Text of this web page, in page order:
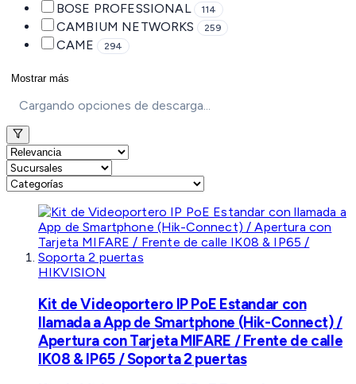
BOSE PROFESSIONAL 114
CAMBIUM NETWORKS 259
CAME 294
Mostrar más
Cargando opciones de descarga...
HIKVISION
Kit de Videoportero IP PoE Estandar con
llamada a App de Smartphone (Hik-Connect) /
Apertura con Tarjeta MIFARE / Frente de calle
IK08 & IP65 / Soporta 2 puertas